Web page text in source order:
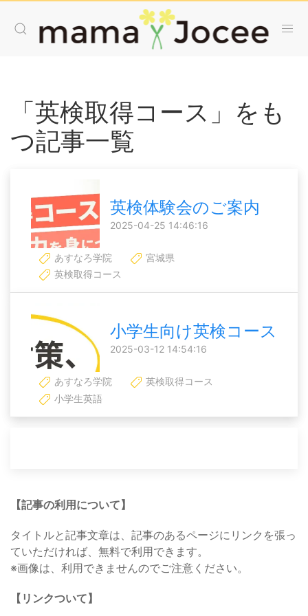
「英検取得コース」をも
つ記事一覧
英検体験会のご案内
2025-04-25 14:46:16
あすなろ学院
宮城県
英検取得コース
小学生向け英検コース
2025-03-12 14:54:16
あすなろ学院
英検取得コース
小学生英語
【記事の利用について】
タイトルと記事文章は、記事のあるページにリンクを張っ
ていただければ、無料で利用できます。
※画像は、利用できませんのでご注意ください。
【リンクついて】